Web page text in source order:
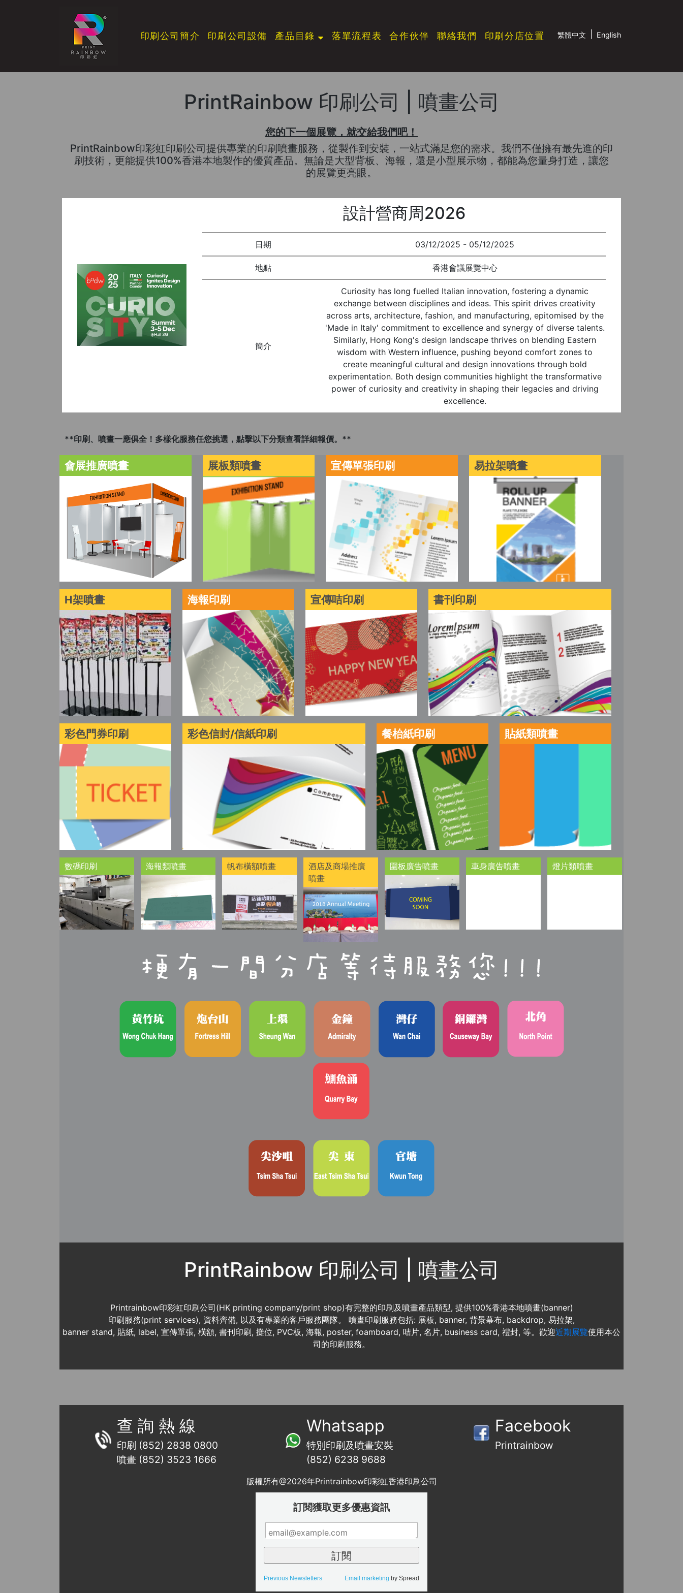
印刷公司簡介 印刷公司設備 產品目錄 落單流程表 合作伙伴 聯絡我們 印刷分店位置 繁體中文 English
PrintRainbow 印刷公司 | 噴畫公司
您的下一個展覽，就交給我們吧！
PrintRainbow印彩虹印刷公司提供專業的印刷噴畫服務，從製作到安裝，一站式滿足您的需求。我們不僅擁有最先進的印
刷技術，更能提供100%香港本地製作的優質產品。無論是大型背板、海報，還是小型展示物，都能為您量身打造，讓您
的展覽更亮眼。
設計營商周2026
日期 03/12/2025 - 05/12/2025
地點 香港會議展覽中心
簡介
Curiosity has long fuelled Italian innovation, fostering a dynamic
exchange between disciplines and ideas. This spirit drives creativity
across arts, architecture, fashion, and manufacturing, epitomised by the
'Made in Italy' commitment to excellence and synergy of diverse talents.
Similarly, Hong Kong's design landscape thrives on blending Eastern
wisdom with Western influence, pushing beyond comfort zones to
create meaningful cultural and design innovations through bold
experimentation. Both design communities highlight the transformative
power of curiosity and creativity in shaping their legacies and driving
excellence.
**印刷、噴畫一應俱全！多樣化服務任您挑選，點擊以下分類查看詳細報價。**
會展推廣噴畫 展板類噴畫 宣傳單張印刷 易拉架噴畫
H架噴畫 海報印刷 宣傳咭印刷 書刊印刷
彩色門券印刷 彩色信封/信紙印刷 餐枱紙印刷 貼紙類噴畫
數碼印刷 海報類噴畫 帆布橫額噴畫
酒店及商場推廣
噴畫
圍板廣告噴畫 車身廣告噴畫 燈片類噴畫
PrintRainbow 印刷公司 | 噴畫公司
Printrainbow印彩虹印刷公司(HK printing company/print shop)有完整的印刷及噴畫產品類型, 提供100%香港本地噴畫(banner)
印刷服務(print services), 資料齊備, 以及有專業的客戶服務團隊。 噴畫印刷服務包括: 展板, banner, 背景幕布, backdrop, 易拉架,
banner stand, 貼紙, label, 宣傳單張, 橫額, 書刊印刷, 攤位, PVC板, 海報, poster, foamboard, 咭片, 名片, business card, 禮封, 等。歡迎近期展覽使用本公
司的印刷服務。
查 詢 熱 線
印刷 (852) 2838 0800
噴畫 (852) 3523 1666
Whatsapp
特別印刷及噴畫安裝
(852) 6238 9688
Facebook
Printrainbow
版權所有@2026年Printrainbow印彩虹香港印刷公司
訂閱獲取更多優惠資訊
Previous Newsletters Email marketing by Spread